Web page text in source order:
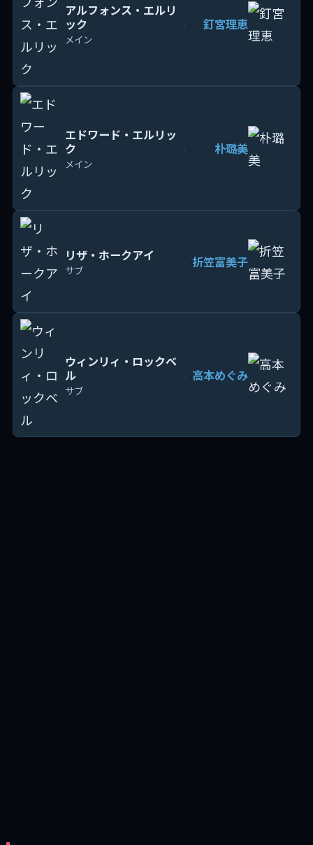
アルフォンス・エルリ
ック
メイン
釘宮理恵
エドワード・エルリッ
ク
メイン
朴璐美
リザ・ホークアイ
サブ 折笠富美子
ウィンリィ・ロックベ
ル
サブ
高本めぐみ